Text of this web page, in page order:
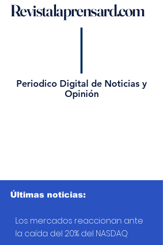
Revistalaprensard.com
Periodico Digital de Noticias y
Opinión
Últimas noticias:
Los mercados reaccionan ante
la caída del 20% del NASDAQ